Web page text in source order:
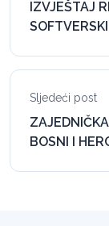
IZVJEŠTAJ
Sljedeći post
BOSNI I